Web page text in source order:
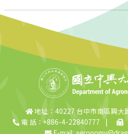
地址：40227 台中市南區興
電 話：+886-4-22840777 |